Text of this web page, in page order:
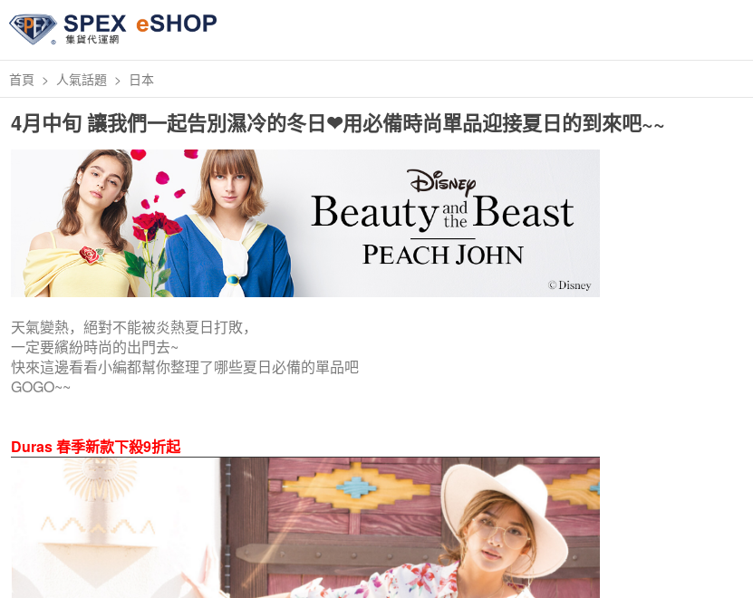
首頁 人氣話題 日本
4月中旬 讓我們一起告別濕冷的冬日❤用必備時尚單品迎接夏日的到來吧~~
天氣變熱，絕對不能被炎熱夏日打敗，
一定要繽紛時尚的出門去~
快來這邊看看小編都幫你整理了哪些夏日必備的單品吧
GOGO~~
Duras 春季新款下殺9折起